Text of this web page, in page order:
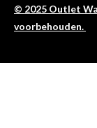
© 2025 Outlet
voorbehouden.